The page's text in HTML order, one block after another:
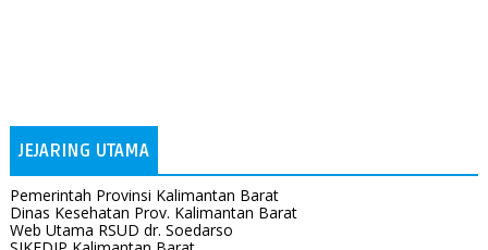
JEJARING UTAMA
Pemerintah Provinsi Kalimantan Barat
Dinas Kesehatan Prov. Kalimantan Barat
Web Utama RSUD dr. Soedarso